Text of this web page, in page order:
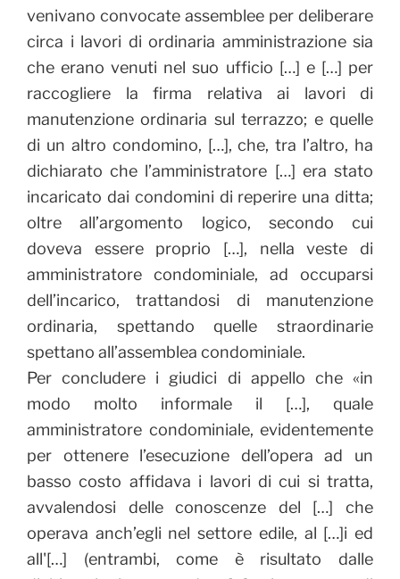
venivano convocate assemblee per deliberare
circa i lavori di ordinaria amministrazione sia
che erano venuti nel suo ufficio […] e […] per
raccogliere la firma relativa ai lavori di
manutenzione ordinaria sul terrazzo; e quelle
di un altro condomino, […], che, tra l’altro, ha
dichiarato che l’amministratore […] era stato
incaricato dai condomini di reperire una ditta;
oltre all’argomento logico, secondo cui
doveva essere proprio […], nella veste di
amministratore condominiale, ad occuparsi
dell’incarico, trattandosi di manutenzione
ordinaria, spettando quelle straordinarie
spettano all’assemblea condominiale.
Per concludere i giudici di appello che «in
modo molto informale il […], quale
amministratore condominiale, evidentemente
per ottenere l’esecuzione dell’opera ad un
basso costo affidava i lavori di cui si tratta,
avvalendosi delle conoscenze del […] che
operava anch’egli nel settore edile, al […]i ed
all'[…] (entrambi, come è risultato dalle